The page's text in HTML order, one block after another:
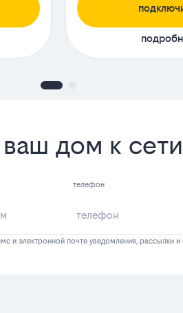
дом к
телефон
и электронной почте уведомления, рассылки